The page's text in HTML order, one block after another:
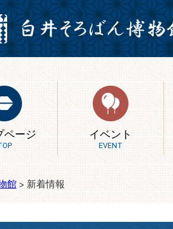
ページ イベント
EVENT
館> 新着情報